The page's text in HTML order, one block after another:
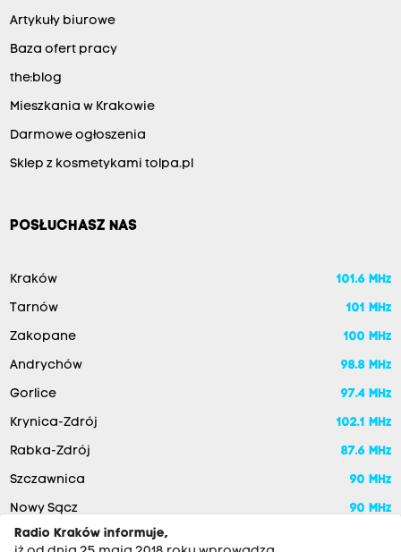
Artykuły biurowe
Baza ofert pracy
the:blog
Mieszkania w Krakowie
Darmowe ogłoszenia
Sklep z kosmetykami tolpa.pl
POSŁUCHASZ NAS
Kraków 101.6 MHz
Tarnów 101 MHz
Zakopane 100 MHz
Andrychów 98.8 MHz
Gorlice 97.4 MHz
Krynica-Zdrój 102.1 MHz
Rabka-Zdrój 87.6 MHz
Szczawnica 90 MHz
Nowy Sącz
90 MHz
Radio Kraków informuje,